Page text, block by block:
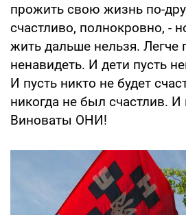
прожить свою жизнь по-
счастливо, полнокровно, -
жить дальше нельзя. Легче
ненавидеть. И дети пусть
И пусть никто не будет
никогда не был счастлив. И
Виноваты ОНИ!